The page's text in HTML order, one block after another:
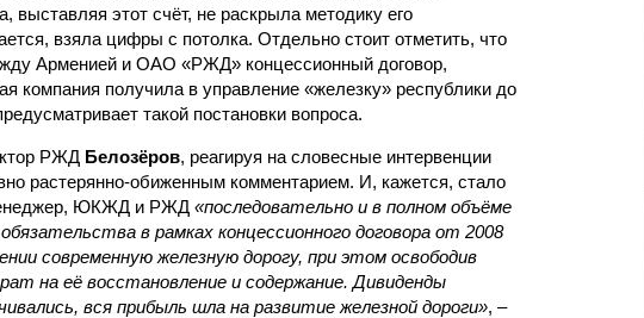
выставляя этот счёт, не раскрыла методику его
взяла цифры с потолка. Отдельно стоит отметить, что
Арменией и ОАО «РЖД» концессионный договор,
компания получила в управление «железку» республики до
такой постановки вопроса.
РЖД Белозёров, реагируя на словесные интервенции
растерянно-обиженным комментарием. И, кажется, стало
ЮКЖД и РЖД «последовательно и в полном объёме
в рамках концессионного договора от 2008
современную железную дорогу, при этом освободив
на её восстановление и содержание. Дивиденды
вся прибыль шла на развитие железной дороги», –